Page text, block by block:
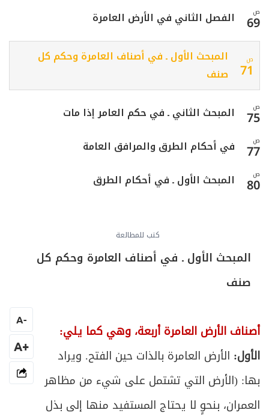
كتب للمطالعة
المبحث الأول ـ في أصناف العامرة وحكم كل
صنف
أصناف الأرض العامرة أربعة، وهي كما يلي:
الأول: الأرض العامرة بالذات حين الفتح. ويراد
بها: (الأرض التي تشتمل على شيء من مظاهر
العمران، بنحوٍ لا يحتاج المستفيد منها إلى بذل
-
A
+A
ص
69 الفصل الثاني في الأرض العامرة
ص
71
المبحث الأول ـ في أصناف العامرة وحكم كل
صنف
ص
75 المبحث الثاني ـ في حكم العامر إذا مات
ص
77 في أحكام الطرق والمرافق العامة
ص
80 المبحث الأول ـ في أحكام الطرق
89 في وجوب حفظ النظام العام
ص
93 الفصل الأول في الثروة الحيوانية
ص 97 المبحث الأول ـ في موجبات تملك الحيوان
ص99 المبحث الثاني ـ في ما يحل منه وما يحرم